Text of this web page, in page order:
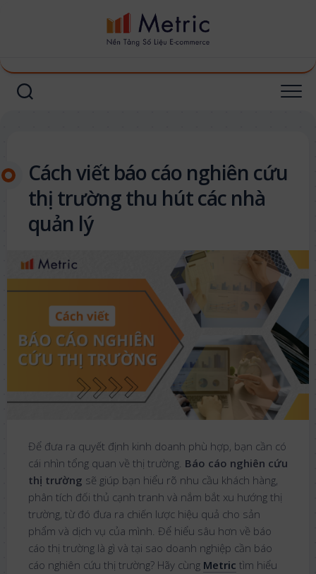
Cách viết báo cáo nghiên cứu
thị trường thu hút các nhà
quản lý
Để đưa ra quyết định kinh doanh phù hợp, bạn cần có
cái nhìn tổng quan về thị trường. Báo cáo nghiên cứu
thị trường sẽ giúp bạn hiểu rõ nhu cầu khách hàng,
phân tích đối thủ cạnh tranh và nắm bắt xu hướng thị
trường, từ đó đưa ra chiến lược hiệu quả cho sản
phẩm và dịch vụ của mình. Để hiểu sâu hơn về báo
cáo thị trường là gì và tại sao doanh nghiệp cần báo
cáo nghiên cứu thị trường? Hãy cùng Metric tìm hiểu